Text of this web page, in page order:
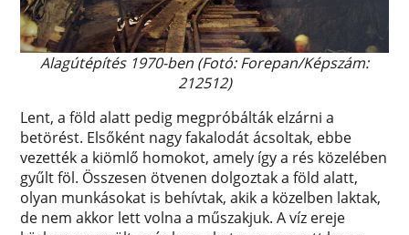
Alagútépítés 1970-ben (Fotó: Forepan/Képszám:
212512)
Lent, a föld alatt pedig megpróbálták elzárni a
betörést. Elsőként nagy fakalodát ácsoltak, ebbe
vezették a kiömlő homokot, amely így a rés közelében
gyűlt föl. Összesen ötvenen dolgoztak a föld alatt,
olyan munkásokat is behívtak, akik a közelben laktak,
de nem akkor lett volna a műszakjuk. A víz ereje